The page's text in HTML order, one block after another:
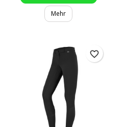
Mehr
favorite_border